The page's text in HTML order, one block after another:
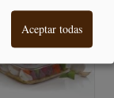
Aceptar todas